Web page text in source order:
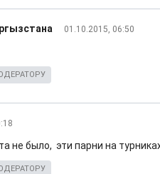
01.10.2015, 06:50
не было, эти парни на